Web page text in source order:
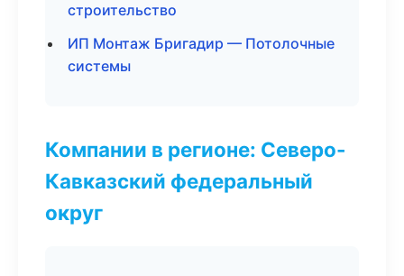
строительство
ИП Монтаж Бригадир — Потолочные
системы
Компании в регионе: Северо-
Кавказский федеральный
округ